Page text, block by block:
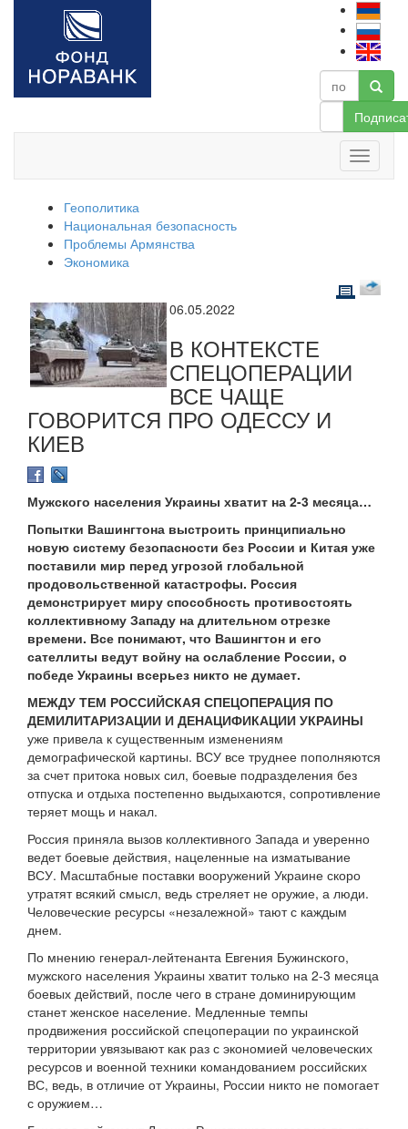
Геополитика
Национальная безопасность
Проблемы Армянства
Экономика
06.05.2022
В КОНТЕКСТЕ
СПЕЦОПЕРАЦИИ
ВСЕ ЧАЩЕ
ГОВОРИТСЯ ПРО ОДЕССУ И
КИЕВ
Мужского населения Украины хватит на 2-3 месяца…
Попытки Вашингтона выстроить принципиально
новую систему безопасности без России и Китая уже
поставили мир перед угрозой глобальной
продовольственной катастрофы. Россия
демонстрирует миру способность противостоять
коллективному Западу на длительном отрезке
времени. Все понимают, что Вашингтон и его
сателлиты ведут войну на ослабление России, о
победе Украины всерьез никто не думает.
МЕЖДУ ТЕМ РОССИЙСКАЯ СПЕЦОПЕРАЦИЯ ПО
ДЕМИЛИТАРИЗАЦИИ И ДЕНАЦИФИКАЦИИ УКРАИНЫ
уже привела к существенным изменениям
демографической картины. ВСУ все труднее пополняются
за счет притока новых сил, боевые подразделения без
отпуска и отдыха постепенно выдыхаются, сопротивление
теряет мощь и накал.
Россия приняла вызов коллективного Запада и уверенно
ведет боевые действия, нацеленные на изматывание
ВСУ. Масштабные поставки вооружений Украине скоро
утратят всякий смысл, ведь стреляет не оружие, а люди.
Человеческие ресурсы «незалежной» тают с каждым
днем.
По мнению генерал-лейтенанта Евгения Бужинского,
мужского населения Украины хватит только на 2-3 месяца
боевых действий, после чего в стране доминирующим
станет женское население. Медленные темпы
продвижения российской спецоперации по украинской
территории увязывают как раз с экономией человеческих
ресурсов и военной техники командованием российских
ВС, ведь, в отличие от Украины, России никто не помогает
с оружием…